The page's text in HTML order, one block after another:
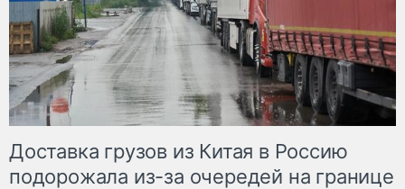
Доставка грузов из Китая в Россию
подорожала из-за очередей на границе